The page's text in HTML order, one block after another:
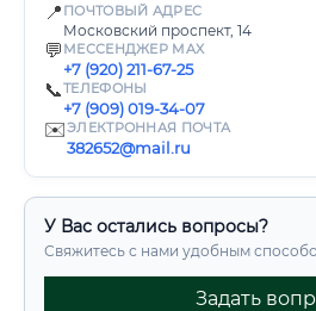
📍 ПОЧТОВЫЙ АДРЕС
Московский проспект, 14
💬 МЕССЕНДЖЕР MAX
+7 (920) 211-67-25
📞ТЕЛЕФОНЫ
+7 (909) 019-34-07
✉️ЭЛЕКТРОННАЯ ПОЧТА
382652@mail.ru
У Вас остались вопросы?
Свяжитесь с нами удобным
Задать